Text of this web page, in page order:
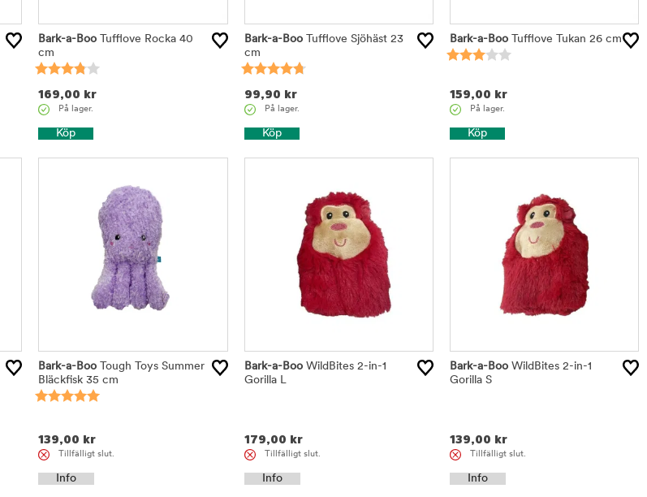
Bark-a-Boo Tufflove Rocka 40
cm
169,00 kr
På lager.
Köp
Bark-a-BooTufflove Sjöhäst 23
cm
99,90 kr
På lager.
Köp
Bark-a-BooTufflove Tukan 26 cm
159,00 kr
På lager.
Köp
Bark-a-Boo Tough Toys Summer
Bläckfisk 35 cm
139,00 kr
Tillfälligt slut.
Info
Bark-a-BooWildBites 2-in-1
Gorilla L
179,00 kr
Tillfälligt slut.
Info
Bark-a-BooWildBites 2-in-1
Gorilla S
139,00 kr
Tillfälligt slut.
Info